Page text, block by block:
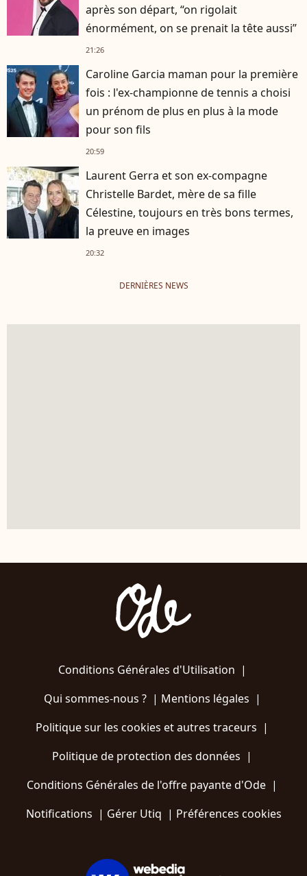
après son départ, “on rigolait
énormément, on se prenait la tête aussi”
21:26
Caroline Garcia maman pour la première
fois : l'ex-championne de tennis a choisi
un prénom de plus en plus à la mode
pour son fils
20:59
Laurent Gerra et son ex-compagne
Christelle Bardet, mère de sa fille
Célestine, toujours en très bons termes,
la preuve en images
20:32
DERNIÈRES NEWS
Conditions Générales d'Utilisation |
Qui sommes-nous ?| Mentions légales |
Politique sur les cookies et autres traceurs |
Politique de protection des données |
Conditions Générales de l'offre payante d'Ode |
Notifications | Gérer Utiq | Préférences cookies